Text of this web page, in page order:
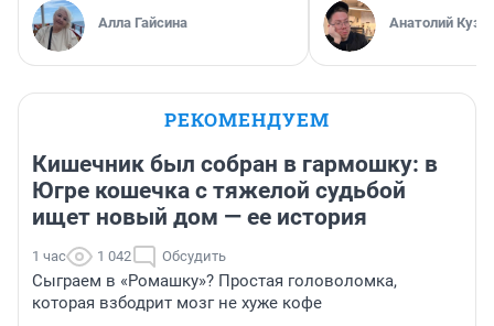
Алла Гайсина Анатолий
РЕКОМЕНДУЕМ
Кишечник был собран в гармошку: в
Югре кошечка с тяжелой судьбой
ищет новый дом — ее история
1 час 1 042 Обсудить
Сыграем в «Ромашку»? Простая головоломка,
которая взбодрит мозг не хуже кофе